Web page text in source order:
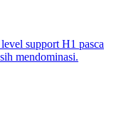
support H1 pasca
mendominasi.